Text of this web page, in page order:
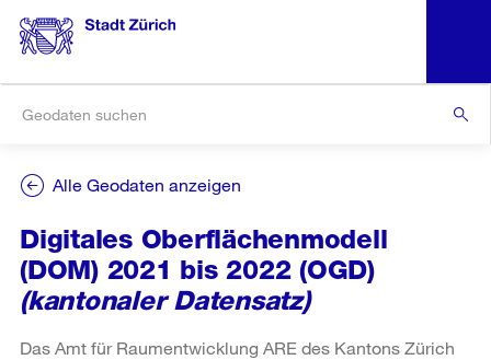
Alle Geodaten anzeigen
Digitales Oberflächenmodell
(DOM) 2021 bis 2022 (OGD)
(kantonaler Datensatz)
Das Amt für Raumentwicklung ARE des Kantons Zürich